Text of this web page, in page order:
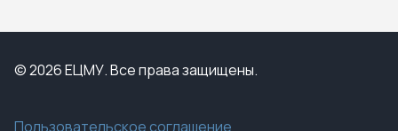
© 2026 ЕЦМУ. Все права защищены.
Пользовательское соглашение